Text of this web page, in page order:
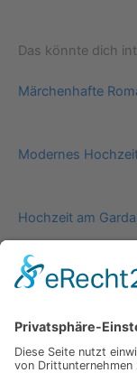
Das könnte dich
Märchenhafte
Modernes
Hochzeit am
Impressum
About
Einsendung